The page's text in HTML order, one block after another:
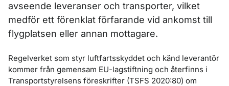
avseende leveranser och transporter, vilket
medför ett förenklat förfarande vid ankomst till
flygplatsen eller annan mottagare.
Regelverket som styr luftfartsskyddet och känd leverantör
kommer från gemensam EU-lagstiftning och återfinns i
Transportstyrelsens föreskrifter (TSFS 2020:80) om